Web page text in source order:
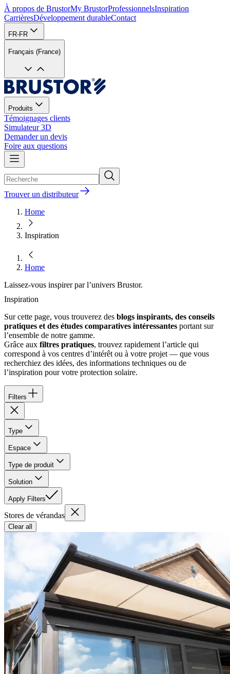
À propos de BrustorMy BrustorProfessionnelsInspiration
CarrièresDéveloppement durableContact
FR-FR
Français (France)
Produits
Témoignages clients
Simulateur 3D
Demander un devis
Foire aux questions
Trouver un distributeur
Home
Inspiration
Home
Laissez-vous inspirer par l’univers Brustor.
Inspiration
Sur cette page, vous trouverez des blogs inspirants, des conseils
pratiques et des études comparatives intéressantes portant sur
l’ensemble de notre gamme.
Grâce aux filtres pratiques, trouvez rapidement l’article qui
correspond à vos centres d’intérêt ou à votre projet — que vous
recherchiez des idées, des informations techniques ou de
l’inspiration pour votre protection solaire.
Filters
Type
Espace
Type de produit
Solution
Apply Filters
Stores de vérandas
Clear all